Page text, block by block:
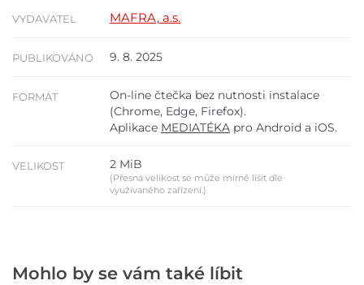
VYDAVATEL MAFRA, a.s.
PUBLIKOVÁNO 9. 8. 2025
FORMÁT
On-line čtečka bez nutnosti instalace
(Chrome, Edge, Firefox).
Aplikace MEDIATÉKA pro Android a iOS.
VELIKOST 2 MiB
(Přesná velikost se může mírně lišit dle
využívaného zařízení.)
Mohlo by se vám také líbit